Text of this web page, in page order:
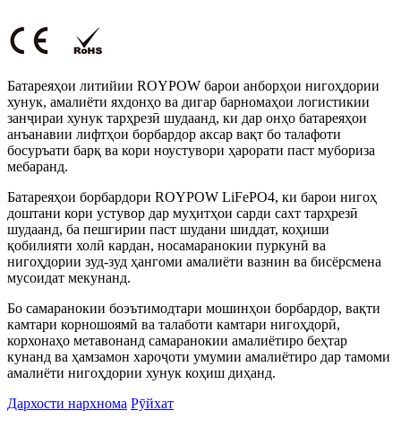
Батареяҳои литийии ROYPOW барои анборҳои нигоҳдории
хунук, амалиёти яхдонҳо ва дигар барномаҳои логистикии
занҷираи хунук тарҳрезӣ шудаанд, ки дар онҳо батареяҳои
анъанавии лифтҳои борбардор аксар вақт бо талафоти
босуръати барқ ​​ва кори ноустувори ҳарорати паст мубориза
мебаранд.
Батареяҳои борбардори ROYPOW LiFePO4, ки барои нигоҳ
доштани кори устувор дар муҳитҳои сарди сахт тарҳрезӣ
шудаанд, ба пешгирии паст шудани шиддат, коҳиши
қобилияти холӣ кардан, носамаранокии пуркунӣ ва
нигоҳдории зуд-зуд ҳангоми амалиёти вазнин ва бисёрсмена
мусоидат мекунанд.
Бо самаранокии боэътимодтари мошинҳои борбардор, вақти
камтари корношоямӣ ва талаботи камтари нигоҳдорӣ,
корхонаҳо метавонанд самаранокии амалиётиро беҳтар
кунанд ва ҳамзамон хароҷоти умумии амалиётиро дар тамоми
амалиёти нигоҳдории хунук коҳиш диҳанд.
Дархости нархнома Рӯйхат